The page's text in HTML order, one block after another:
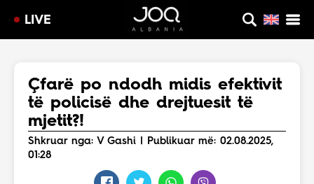
LIVE
Çfarë po ndodh midis efektivit
të policisë dhe drejtuesit të
mjetit?!
Shkruar nga: V Gashi | Publikuar më: 02.08.2025,
01:28